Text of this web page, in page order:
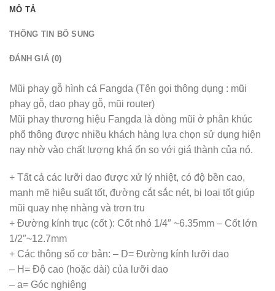
MÔ TẢ
THÔNG TIN BỔ SUNG
ĐÁNH GIÁ (0)
Mũi phay gỗ hình cá Fangda (Tên gọi thông dụng : mũi
phay gỗ, dao phay gỗ, mũi router)
Mũi phay thương hiệu Fangda là dòng mũi ở phân khúc
phổ thông được nhiều khách hàng lựa chọn sử dụng hiện
nay nhờ vào chất lượng khá ổn so với giá thành của nó.
+ Tất cả các lưỡi dao được xử lý nhiệt, có độ bền cao,
mạnh mẽ hiệu suất tốt, đường cắt sắc nét, bi loại tốt giúp
mũi quay nhẹ nhàng và trơn tru
+ Đường kính trục (cốt ): Cốt nhỏ 1/4″ ~6.35mm – Cốt lớn
1/2″~12.7mm
+ Các thông số cơ bản: – D= Đường kính lưỡi dao
– H= Độ cao (hoặc dài) của lưỡi dao
– a= Góc nghiêng